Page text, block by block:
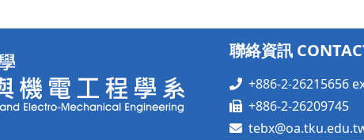
聯絡資訊
+886-2-26215656
+886-2-26209745